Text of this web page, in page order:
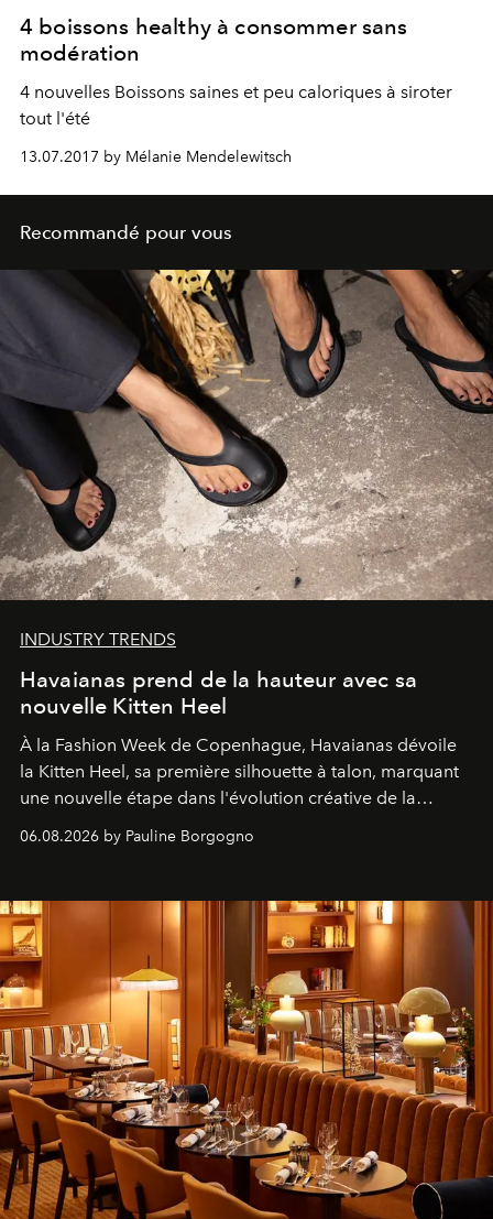
4 boissons healthy à consommer sans
modération
4 nouvelles Boissons saines et peu caloriques à siroter
tout l'été
13.07.2017 by Mélanie Mendelewitsch
Recommandé pour vous
INDUSTRY TRENDS
Havaianas prend de la hauteur avec sa
nouvelle Kitten Heel
À la Fashion Week de Copenhague, Havaianas dévoile
la Kitten Heel, sa première silhouette à talon, marquant
une nouvelle étape dans l'évolution créative de la
06.08.2026 by Pauline Borgogno